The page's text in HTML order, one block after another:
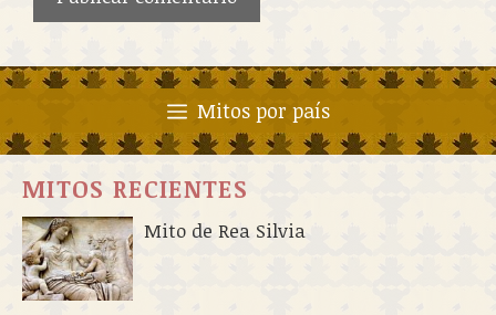
Mitos por país
MITOS RECIENTES
Mito de Rea Silvia